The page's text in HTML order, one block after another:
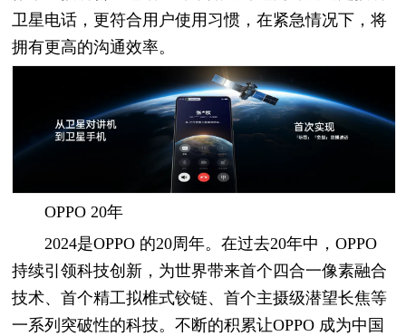
卫星电话，更符合用户使用习惯，在紧急情况下，将
拥有更高的沟通效率。
OPPO 20年
2024是OPPO 的20周年。在过去20年中，OPPO
持续引领科技创新，为世界带来首个四合一像素融合
技术、首个精工拟椎式铰链、首个主摄级潜望长焦等
一系列突破性的科技。不断的积累让OPPO 成为中国